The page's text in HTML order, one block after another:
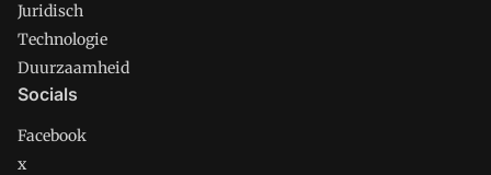
Juridisch
Technologie
Duurzaamheid
Socials
Facebook
x